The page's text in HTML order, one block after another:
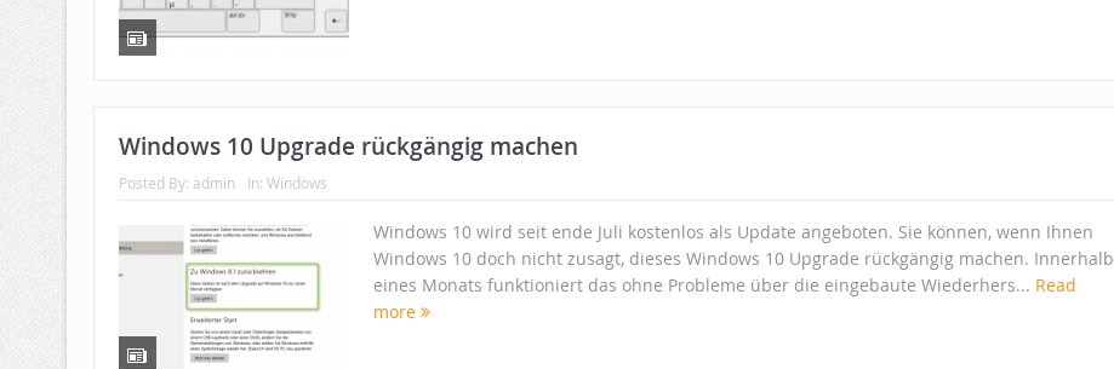
Windows 10 Upgrade rückgängig machen
Posted By: admin In: Windows
Windows 10 wird seit ende Juli kostenlos als Update angeboten. Sie können, wenn Ihnen
Windows 10 doch nicht zusagt, dieses Windows 10 Upgrade rückgängig machen. Innerhalb
eines Monats funktioniert das ohne Probleme über die eingebaute Wiederhers... Read
more